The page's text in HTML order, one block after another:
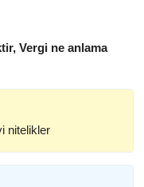
Vergi ne anlama
nitelikler